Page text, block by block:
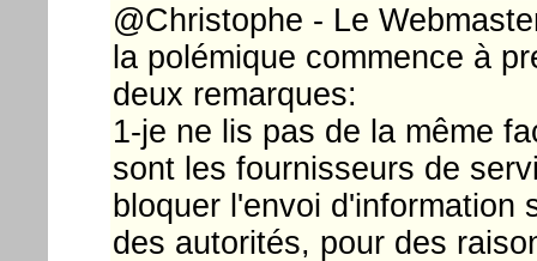
@Christophe - Le
la polémique commence à
deux remarques:
1-je ne lis pas de la même
sont les fournisseurs de
bloquer l'envoi d'information
des autorités, pour des